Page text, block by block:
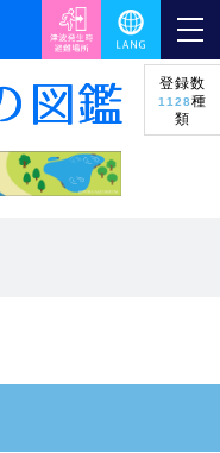
登録数
1128種
類